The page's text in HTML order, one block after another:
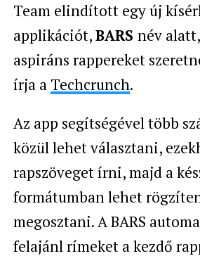
Team elindított egy új
applikációt,BARS név
aspiráns rappereket
írja a Techcrunch.
Az app segítségével több
közül lehet választani,
rapszöveget írni, majd a
formátumban lehet
megosztani. A BARS
felajánl rímeket a kezdő